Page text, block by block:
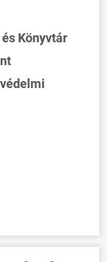
Könyvtár